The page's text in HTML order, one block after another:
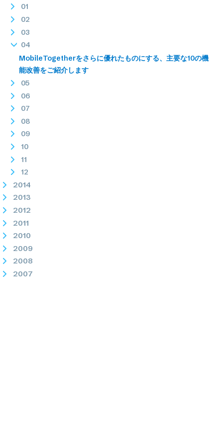
01
02
03
04
MobileTogetherをさらに優れたものにする、主要な10の機
能改善をご紹介します
05
06
07
08
09
10
11
12
2014
2013
2012
2011
2010
2009
2008
2007